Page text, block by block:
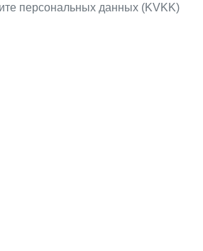
персональных данных (KVKK)